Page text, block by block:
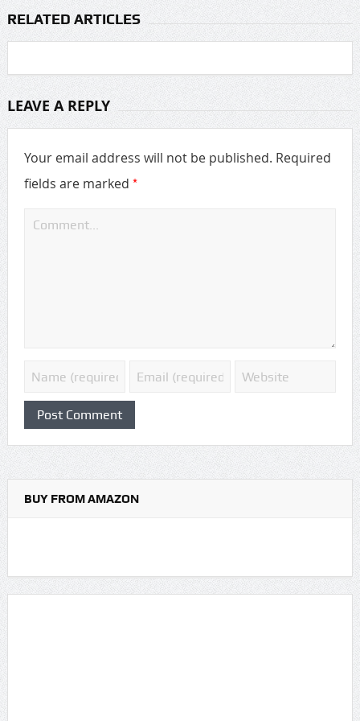
RELATED ARTICLES
LEAVE A REPLY
Your email address will not be published. Required
fields are marked *
BUY FROM AMAZON